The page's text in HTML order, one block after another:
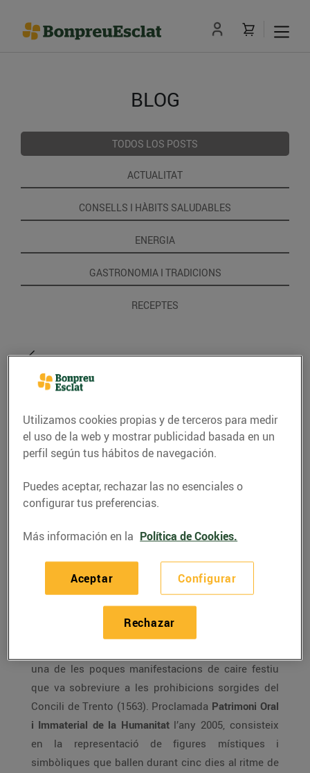
BLOG
TODOS LOS POSTS
ACTUALITAT
CONSELLS I HÀBITS SALUDABLES
ENERGIA
GASTRONOMIA I TRADICIONS
RECEPTES
GASTRONOMÍA Y TRADICIONES
La Patum de Berga, una
festa inigualable
25/mayo/2016
Amb el seu origen en les processons de Corpus
una de les poques manifestacions de caire festiu
que va sobreviure a les prohibicions sorgides del
Concili de Trento (1563). Proclamada Patrimoni Oral
i Immaterial de la Humanitat l’any 2005, consisteix
en la representació de figures místiques i
simbòliques que ballen durant cinc dies al ritme de
Utilizamos cookies propias y de terceros para medir
el uso de la web y mostrar publicidad basada en un
perfil según tus hábitos de navegación.
Puedes aceptar, rechazar las no esenciales o
configurar tus preferencias.
Más información en la Política de Cookies.
Configurar
Rechazar
Aceptar